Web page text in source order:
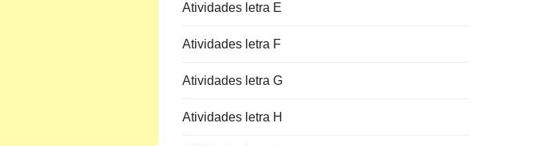
Atividades letra E
Atividades letra F
Atividades letra G
Atividades letra H